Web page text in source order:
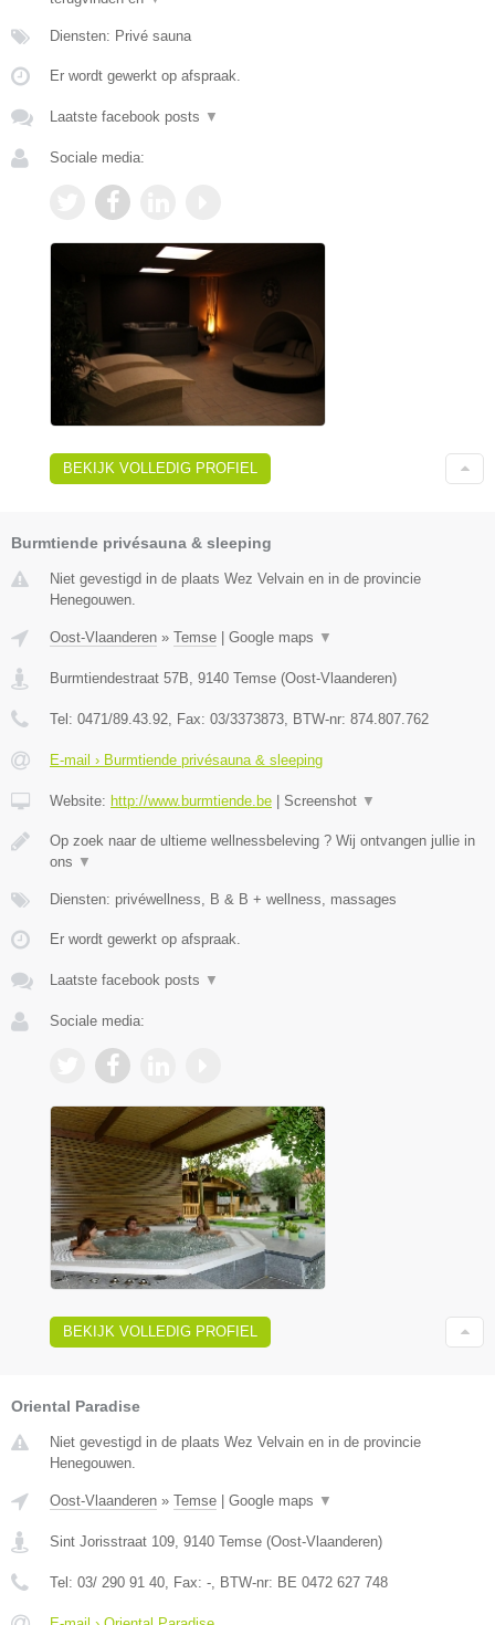
Diensten: Privé sauna
Er wordt gewerkt op afspraak.
Laatste facebook posts ▼
Sociale media:
BEKIJK VOLLEDIG PROFIEL
Burmtiende privésauna & sleeping
Niet gevestigd in de plaats Wez Velvain en in de provincie
Henegouwen.
Oost-Vlaanderen » Temse Google maps ▼
Burmtiendestraat 57B, 9140 Temse (Oost-Vlaanderen)
Tel: 0471/89.43.92, Fax: 03/3373873, BTW-nr: 874.807.762
E-mail › Burmtiende privésauna & sleeping
Website: http://www.burmtiende.be Screenshot ▼
Op zoek naar de ultieme wellnessbeleving ? Wij ontvangen jullie in
ons ▼
Diensten: privéwellness, B & B + wellness, massages
Er wordt gewerkt op afspraak.
Laatste facebook posts ▼
Sociale media:
BEKIJK VOLLEDIG PROFIEL
Oriental Paradise
Niet gevestigd in de plaats Wez Velvain en in de provincie
Henegouwen.
Oost-Vlaanderen » Temse | Google maps ▼
Sint Jorisstraat 109 9140 Temse (Oost-Vlaanderen)
Tel: 03/ 290 91 40 , Fax: - , BTW-nr: BE 0472 627 748